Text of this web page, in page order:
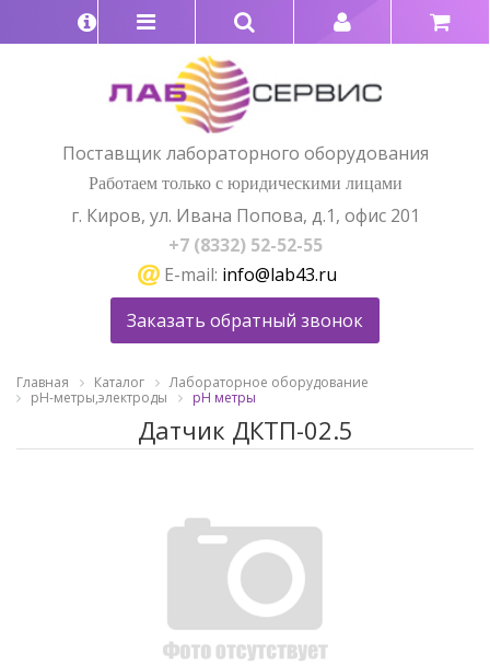
Поставщик лабораторного оборудования
Работаем только с юридическими лицами
г. Киров, ул. Ивана Попова, д.1, офис 201
+7 (8332) 52-52-55
E-mail: info@lab43.ru
Заказать обратный звонок
Главная Каталог
Лабораторное оборудование
pH-метры,электроды
рН метры
Датчик ДКТП-02.5